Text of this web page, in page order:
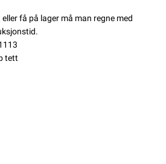
få på lager må man regne med
tett